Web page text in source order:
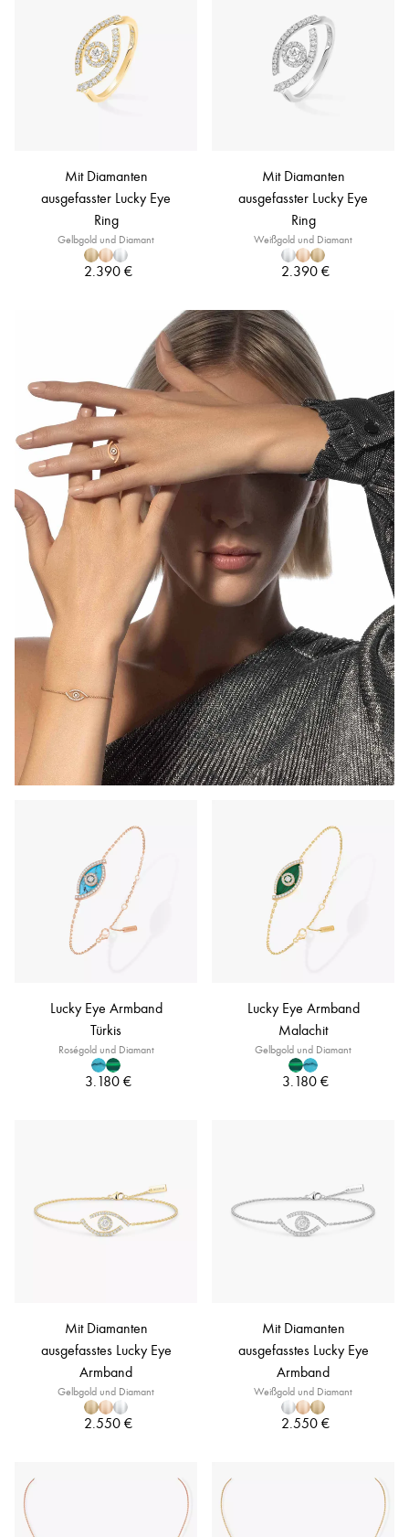
Mit Diamanten
ausgefasster Lucky Eye
Ring
Gelbgold und Diamant
2.390 €
Mit Diamanten
ausgefasster Lucky Eye
Ring
Weißgold und Diamant
2.390 €
Lucky Eye Armband
Türkis
Roségold und Diamant
3.180 €
Lucky Eye Armband
Malachit
Gelbgold und Diamant
3.180 €
Mit Diamanten
ausgefasstes Lucky Eye
Armband
Gelbgold und Diamant
2.550 €
Mit Diamanten
ausgefasstes Lucky Eye
Armband
Weißgold und Diamant
2.550 €